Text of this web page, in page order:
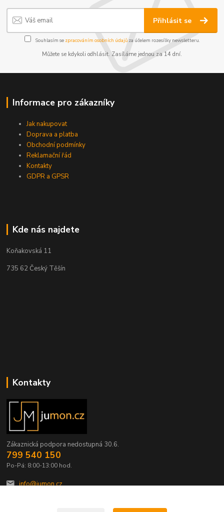
Přihlásit se
Souhlasím se zpracováním osobních údajůza účelem rozesílky newsletteru.
Můžete se kdykoli odhlásit. Zasíláme jednou za 14 dní.
Informace pro zákazníky
Jak nakupovat
Doprava a platba
Obchodní podmínky
Reklamační řád
Kontakty
GDPR a GPSR
Kde nás najdete
Koňakovská 11
735 62 Český Těšín
Kontakty
Zákaznická podpora nedostupná 30.6.
799 540 150
Po-Pá: 8:00-13:00 hod.
info@jumon.cz